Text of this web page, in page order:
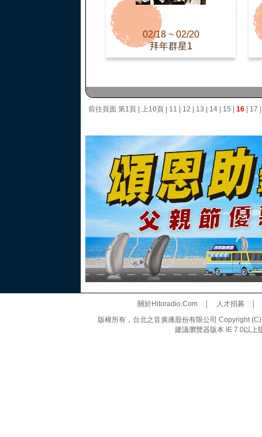
02/18 ~ 02/20
拜年群星1
前往頁面 第1頁 上10頁 11 12 13 14 15 16 17
關於Hitoradio.Com│ 人才招募
版權所有，台北之音廣播股份有限公司 Copyright
建議瀏覽器版本 IE 7.0以上